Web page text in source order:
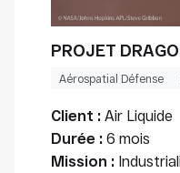
PROJET
Aérospatial Défense
Client : Air Liquide
Durée : 6 mois
Mission :